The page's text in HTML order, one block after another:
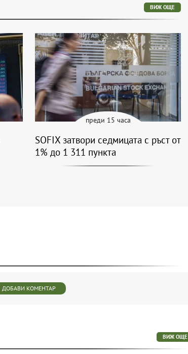
ВИЖ ОЩЕ
преди 15 часа
SOFIX затвори седмицата с ръст от
1% до 1 311 пункта
ДОБАВИ КОМЕНТАР
ВИЖ ОЩЕ